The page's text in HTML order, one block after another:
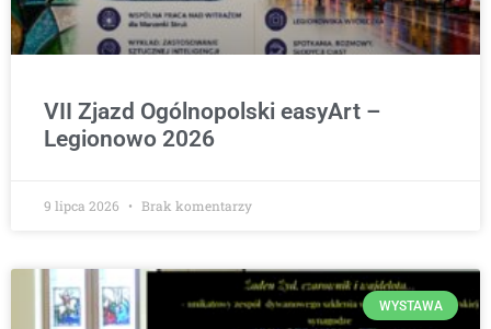
VII Zjazd Ogólnopolski easyArt –
Legionowo 2026
9 lipca 2026 Brak komentarzy
WYSTAWA